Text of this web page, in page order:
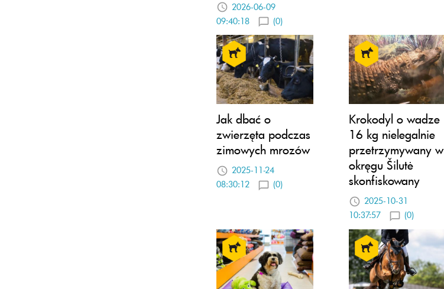
2026-06-09
09:40:18
(0)
Jak dbać o
zwierzęta podczas
zimowych mrozów
2025-11-24
08:30:12
(0)
Krokodyl o wadze
16 kg nielegalnie
przetrzymywany w
okręgu Šilutė
skonfiskowany
2025-10-31
10:37:57
(0)